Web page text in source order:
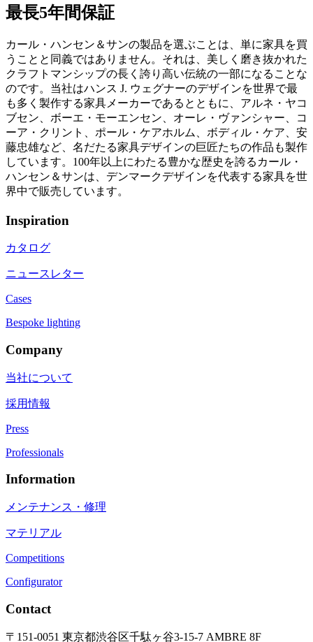
最長5年間保証
カール・ハンセン＆サンの製品を選ぶことは、単に家具を買
うことと同義ではありません。それは、美しく磨き抜かれた
クラフトマンシップの長く誇り高い伝統の一部になることな
のです。当社はハンス J. ウェグナーのデザインを世界で最
も多く製作する家具メーカーであるとともに、アルネ・ヤコ
ブセン、ボーエ・モーエンセン、オーレ・ヴァンシャー、コ
ーア・クリント、ポール・ケアホルム、ボディル・ケア、安
藤忠雄など、名だたる家具デザインの巨匠たちの作品も製作
しています。100年以上にわたる豊かな歴史を誇るカール・
ハンセン＆サンは、デンマークデザインを代表する家具を世
界中で販売しています。
Inspiration
カタログ
ニュースレター
Cases
Bespoke lighting
Company
当社について
採用情報
Press
Professionals
Information
メンテナンス・修理
マテリアル
Competitions
Configurator
Contact
〒151-0051 東京都渋谷区千駄ヶ谷3-15-7 AMBRE 8F